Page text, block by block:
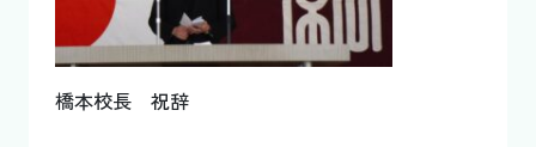
橋本校長 祝辞